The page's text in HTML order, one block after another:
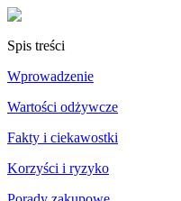
Spis treści
Wprowadzenie
Wartości odżywcze
Fakty i ciekawostki
Korzyści i ryzyko